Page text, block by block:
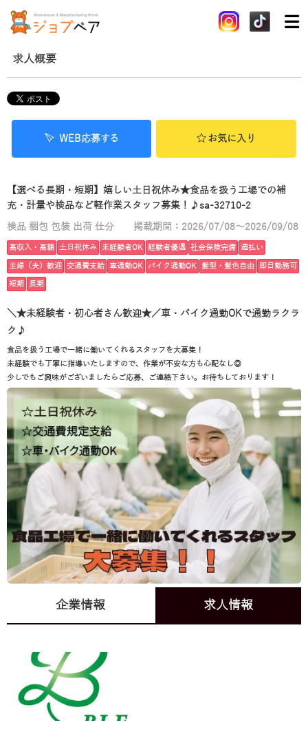
求人概要
WEB応募する お気に入り
【選べる長期・短期】嬉しい土日祝休み★食品を扱う工場での補
充・計量や検品など軽作業スタッフ募集！♪sa-32710-2
検品 梱包 包装 出荷 仕分 掲載期間：2026/07/08～2026/09/08
高収入・高額 土日祝休み 未経験者OK 経験者優遇 社会保険完備 週払い
主婦（夫）歓迎 交通費支給 車通勤OK バイク通勤OK 髪型・髪色自由 即日勤務可
短期 長期
＼★未経験者・初心者さん歓迎★／車・バイク通勤OKで通勤ラクラ
ク♪
食品を扱う工場で一緒に働いてくれるスタッフを大募集！
未経験でも丁寧に指導いたしますので、作業が不安な方も心配なし◎
少しでもご興味がございましたらご応募、ご連絡下さい。お待ちしております！
企業情報 求人情報